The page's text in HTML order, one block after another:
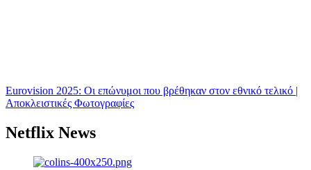
Eurovision 2025: Οι επώνυμοι που βρέθηκαν στον εθνικό τελικό |
Αποκλειστικές Φωτογραφίες
Netflix News